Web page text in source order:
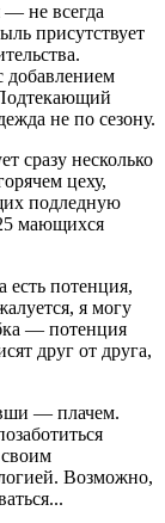
— не всегда
присутствует
добавлением
не по сезону.
сразу несколько
цеху,
подледную
мающихся
потенция,
я могу
— потенция
друг от друга,
— плачем.
своим
Возможно,